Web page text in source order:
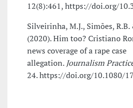
12(8):461, https://doi.org/
Silveirinha, M.J., Simões,
(2020). Him too? Cristiano
news coverage of a rape case
allegation. Journalism
24. https://doi.org/10.1080/